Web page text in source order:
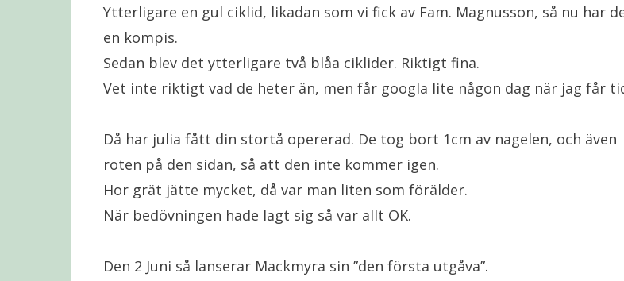
Ytterligare en gul ciklid, likadan som vi fick av Fam. Magnusson, så nu har
en kompis.
Sedan blev det ytterligare två blåa ciklider. Riktigt fina.
Vet inte riktigt vad de heter än, men får googla lite någon dag när jag får
Då har julia fått din stortå opererad. De tog bort 1cm av nagelen, och även
roten på den sidan, så att den inte kommer igen.
Hor grät jätte mycket, då var man liten som förälder.
När bedövningen hade lagt sig så var allt OK.
Den 2 Juni så lanserar Mackmyra sin ”den första utgåva”.